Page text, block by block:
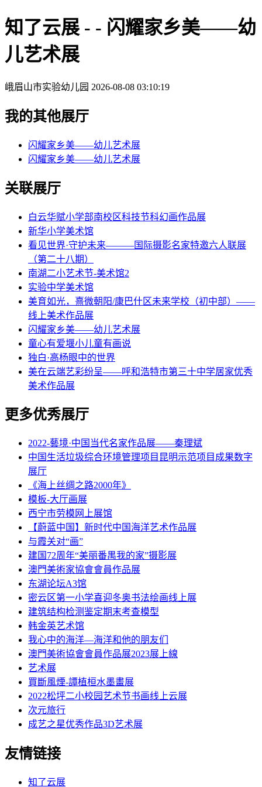
知了云展 - - 闪耀家乡美——幼
儿艺术展
峨眉山市实验幼儿园 2026-08-08 03:10:19
我的其他展厅
闪耀家乡美——幼儿艺术展
闪耀家乡美——幼儿艺术展
关联展厅
白云华赋小学部南校区科技节科幻画作品展
新华小学美术馆
看见世界·守护未来———国际摄影名家特邀六人联展
（第二十八期）
南湖二小艺术节-美术馆2
实验中学美术馆
美育如光，熹微朝阳/康巴什区未来学校（初中部）——
线上美术作品展
闪耀家乡美——幼儿艺术展
童心有爱堰小儿童有画说
独白·高杨眼中的世界
美在云端艺彩纷呈——呼和浩特市第三十中学居家优秀
美术作品展
更多优秀展厅
2022-藝境·中国当代名家作品展——秦理斌
中国生活垃圾综合环境管理项目昆明示范项目成果数字
展厅
《海上丝绸之路2000年》
模板-大厅画展
西宁市劳模网上展馆
【蔚蓝中国】新时代中国海洋艺术作品展
与霞关对“画”
建国72周年“美丽番禺我的家”摄影展
澳門美術家協會會員作品展
东湖论坛A3馆
密云区第一小学喜迎冬奥书法绘画线上展
建筑结构检测鉴定期末考查模型
韩金英艺术馆
我心中的海洋—海洋和他的朋友们
澳門美術協會會員作品展2023展上線
艺术展
買斷風煙-譚植桓水墨畫展
2022松坪二小校园艺术节书画线上云展
次元旅行
成艺之星优秀作品3D艺术展
友情链接
知了云展